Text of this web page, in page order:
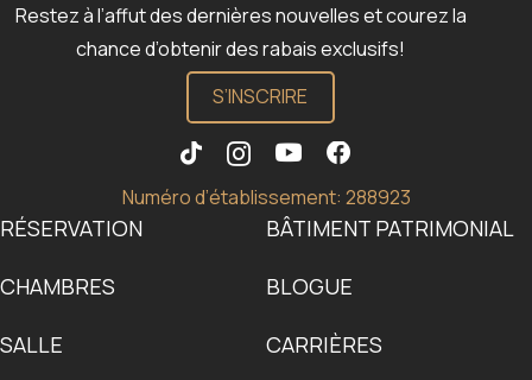
RÉSERVATION
CHAMBRES
SALLE
BÂTIMENT PATRIMONIAL
BLOGUE
CARRIÈRES
Restez à l’affut des dernières nouvelles et courez la
chance d’obtenir des rabais exclusifs!
S’INSCRIRE
Numéro d’établissement: 288923